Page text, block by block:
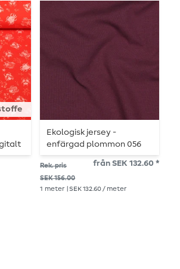
Ekologisk jersey -
enfärgad plommon 056
Rek. pris
SEK 156.00
från SEK 132.60 *
1 meter | SEK 132.60 / meter